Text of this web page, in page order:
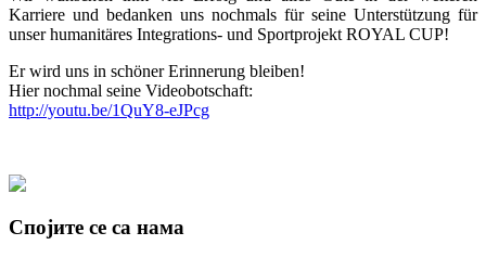
Karriere und bedanken uns nochmals für seine Unterstützung für
unser humanitäres Integrations- und Sportprojekt ROYAL CUP!
Er wird uns in schöner Erinnerung bleiben!
Hier nochmal seine Videobotschaft:
http://youtu.be/1QuY8-eJPcg
Спојите се са нама